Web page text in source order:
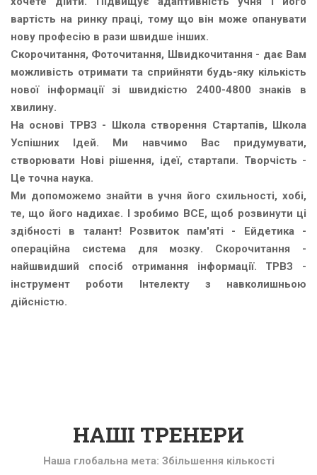
вартість на ринку праці, тому що він може опанувати
нову професію в рази швидше інших.
Скорочитання, Фоточитання, Швидкочитання - дає Вам
можливість отримати та сприйняти будь-яку кількість
нової інформації зі швидкістю 2400-4800 знаків в
хвилину.
На основі ТРВЗ - Школа створення Стартапів, Школа
Успішних Ідей. Ми навчимо Вас придумувати,
створювати Нові рішення, ідеї, стартапи. Творчість -
Це точна наука.
Ми допоможемо знайти в учня його схильності, хобі,
те, що його надихає. І зробимо ВСЕ, щоб розвинути ці
здібності в талант! Розвиток пам'яті - Ейдетика -
операційна система для мозку. Скорочитання -
найшвидший спосіб отримання інформації. ТРВЗ -
інструмент роботи Інтелекту з навколишньою
дійсністю.
НАШІ ТРЕНЕРИ
Наша глобальна мета: Збільшення кількості